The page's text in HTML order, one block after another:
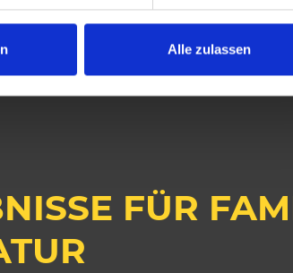
Alle zulassen
FÜR